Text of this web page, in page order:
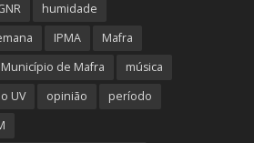
humidade
IPMA
Mafra
Município de Mafra
música
UV
opinião
período